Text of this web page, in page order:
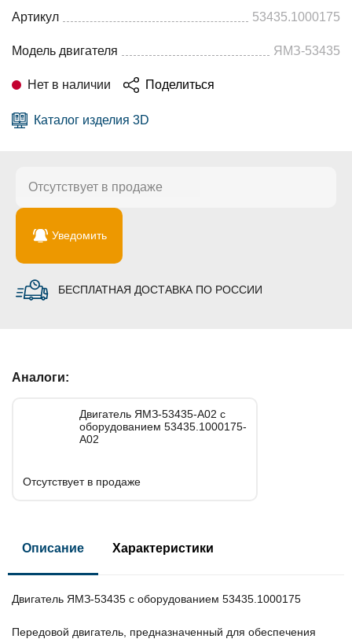
Артикул 53435.1000175
Модель двигателя ЯМЗ-53435
Нет в наличии Поделиться
Каталог изделия 3D
Отсутствует в продаже
Уведомить
БЕСПЛАТНАЯ ДОСТАВКА ПО РОССИИ
Аналоги:
Двигатель ЯМЗ-53435-А02 с
оборудованием 53435.1000175-
А02
Отсутствует в продаже
Описание Характеристики
Двигатель ЯМЗ-53435 с оборудованием 53435.1000175
Передовой двигатель, предназначенный для обеспечения